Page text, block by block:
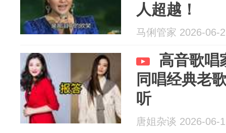
人超越！
马俐管家 2026-06-
高音歌唱
同唱经典老
听
唐姐杂谈 2026-06-